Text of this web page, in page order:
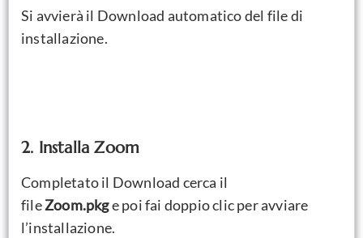
Si avvierà il Download automatico del file di
installazione.
2. Installa Zoom
Completato il Download cerca il
fileZoom.pkgepoi fai doppio clicper avviare
l’installazione.